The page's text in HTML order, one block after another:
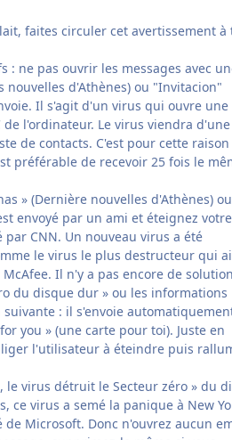
faites circuler cet avertissement à
: ne pas ouvrir les messages avec
nouvelles d'Athènes) ou "Invitacion"
Il s'agit d'un virus qui ouvre une
l'ordinateur. Le virus viendra d'une
de contacts. C'est pour cette
préférable de recevoir 25 fois le
» (Dernière nouvelles d'Athènes)
envoyé par un ami et éteignez votre
CNN. Un nouveau virus a été
le virus le plus destructeur qui
Il n'y a pas encore de
du disque dur » ou les informations
: il s'envoie
you » (une carte pour toi). Juste en
l'utilisateur à éteindre puis
le virus détruit le Secteur zéro » du
ce virus a semé la panique à New
Microsoft. Donc n'ouvrez aucun